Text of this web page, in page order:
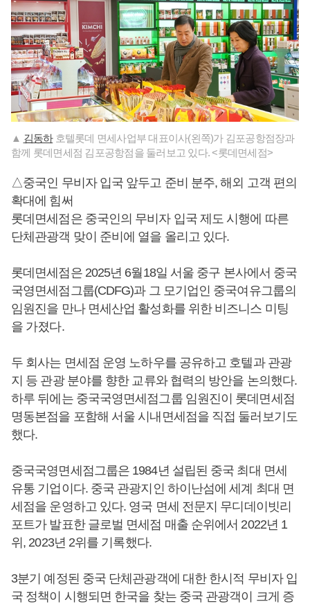
▲ 김동하호텔롯데 면세사업부 대표이사(왼쪽)가 김포공항점장과
함께 롯데면세점 김포공항점을 둘러보고 있다. <롯데면세점>
△중국인 무비자 입국 앞두고 준비 분주, 해외 고객 편의
확대에 힘써
롯데면세점은 중국인의 무비자 입국 제도 시행에 따른
단체관광객 맞이 준비에 열을 올리고 있다.
롯데면세점은 2025년 6월18일 서울 중구 본사에서 중국
국영면세점그룹(CDFG)과 그 모기업인 중국여유그룹의
임원진을 만나 면세산업 활성화를 위한 비즈니스 미팅
을 가졌다.
두 회사는 면세점 운영 노하우를 공유하고 호텔과 관광
지 등 관광 분야를 향한 교류와 협력의 방안을 논의했다.
하루 뒤에는 중국국영면세점그룹 임원진이 롯데면세점
명동본점을 포함해 서울 시내면세점을 직접 둘러보기도
했다.
중국국영면세점그룹은 1984년 설립된 중국 최대 면세
유통 기업이다. 중국 관광지인 하이난섬에 세계 최대 면
세점을 운영하고 있다. 영국 면세 전문지 무디데이빗리
포트가 발표한 글로벌 면세점 매출 순위에서 2022년 1
위, 2023년 2위를 기록했다.
3분기 예정된 중국 단체관광객에 대한 한시적 무비자 입
국 정책이 시행되면 한국을 찾는 중국 관광객이 크게 증